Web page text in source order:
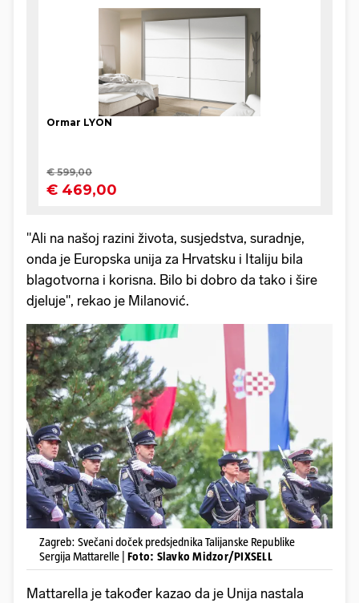
"Ali na našoj razini života, susjedstva, suradnje,
onda je Europska unija za Hrvatsku i Italiju bila
blagotvorna i korisna. Bilo bi dobro da tako i šire
djeluje", rekao je Milanović.
Zagreb: Svečani doček predsjednika Talijanske Republike
Sergija Mattarelle | Foto: Slavko Midzor/PIXSELL
Mattarella je također kazao da je Unija nastala